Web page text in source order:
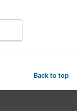
Back to top